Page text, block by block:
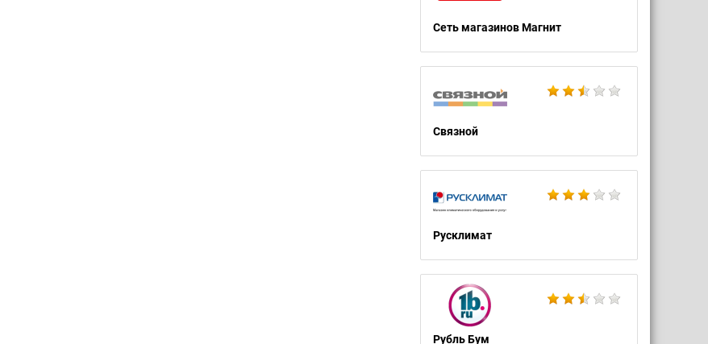
Сеть магазинов Магнит
Связной
Русклимат
Рубль Бум